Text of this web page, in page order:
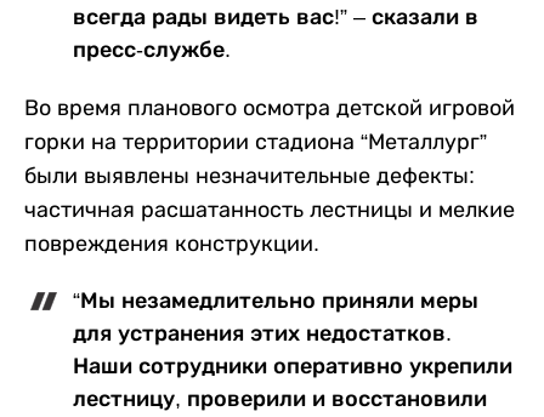
всегда рады видеть вас!” – сказали в
пресс-службе.
Во время планового осмотра детской игровой
горки на территории стадиона “Металлург”
были выявлены незначительные дефекты:
частичная расшатанность лестницы и мелкие
повреждения конструкции.
“Мы незамедлительно приняли меры
для устранения этих недостатков.
Наши сотрудники оперативно укрепили
лестницу, проверили и восстановили